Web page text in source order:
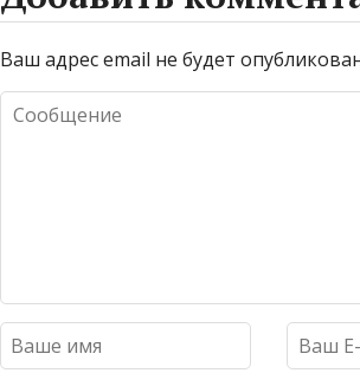
Ваш адрес email не будет